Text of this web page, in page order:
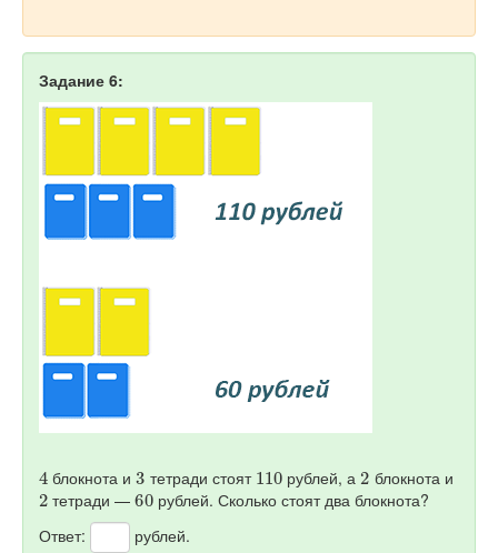
Задание 6:
блокнота и тетради стоят рублей, а блокнота и
2 тетради —60рублей. Сколько стоят два блокнота?
Ответ:
рублей.